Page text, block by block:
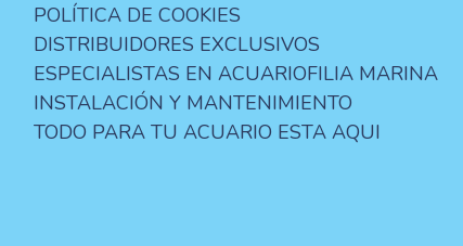
POLÍTICA DE COOKIES
DISTRIBUIDORES EXCLUSIVOS
ESPECIALISTAS EN ACUARIOFILIA MARINA
INSTALACIÓN Y MANTENIMIENTO
TODO PARA TU ACUARIO ESTA AQUI